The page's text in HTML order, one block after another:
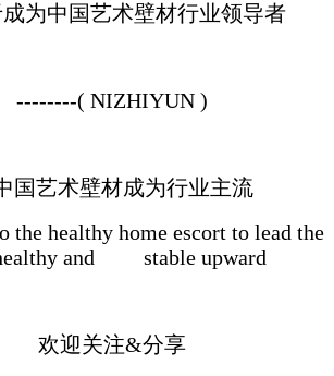
中国艺术壁材行业领导者
( NIZHIYUN )
艺术壁材成为行业主流
healthy home escort to lead the
and stable upward
欢迎关注&分享